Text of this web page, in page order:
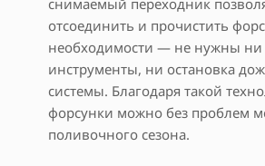
отсоединить и прочистить
необходимости — не нужны ни
инструменты, ни остановка
системы. Благодаря такой
форсунки можно без проблем
поливочного сезона.